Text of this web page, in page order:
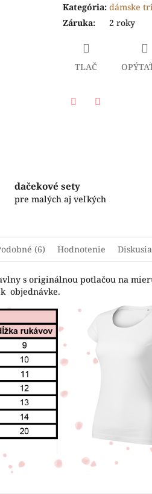
Kategória: dámske
Záruka: 2 roky
TLAČ
dačekové sety
pre malých aj veľkých
(6) Hodnotenie Diskusia
s originálnou potlačou na
objednávke.